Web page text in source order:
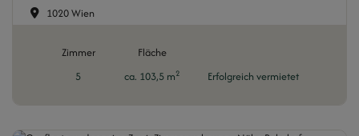
1020 Wien
Zimmer
5
Fläche
ca. 103,5 m2 Erfolgreich vermietet